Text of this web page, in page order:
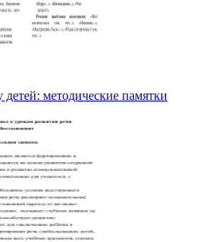
детей: методические памятки